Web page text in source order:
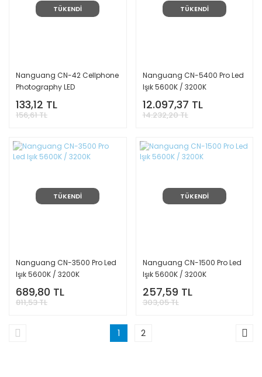
TÜKENDİ
Nanguang CN-42 Cellphone
Photography LED
133,12 TL
156,61 TL
TÜKENDİ
Nanguang CN-5400 Pro Led
Işık 5600K / 3200K
12.097,37 TL
14.232,20 TL
TÜKENDİ
Nanguang CN-3500 Pro Led
Işık 5600K / 3200K
689,80 TL
811,53 TL
TÜKENDİ
Nanguang CN-1500 Pro Led
Işık 5600K / 3200K
257,59 TL
303,05 TL
1 2